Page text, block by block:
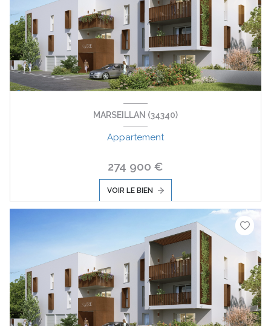
MARSEILLAN (34340)
Appartement
274 900 €
VOIR LE BIEN